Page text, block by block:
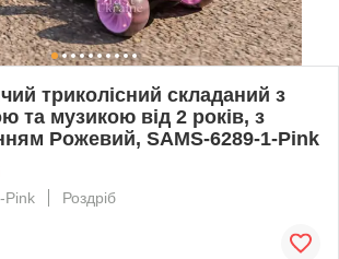
триколісний складаний з
та музикою від 2 років, з
Рожевий, SAMS-6289-1-Pink
Pink
Роздріб